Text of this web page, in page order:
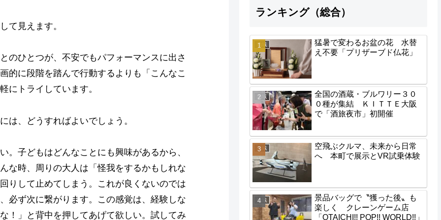
見えます。
ひとつが、不安でもパフォーマンスに出さ
的に段階を踏んで行動するよりも「こんなこ
にトライしています。
、どうすればよいでしょう。
子どもはどんなことにも興味があるから、
な時、周りの大人は「怪我をするかもしれな
りして止めてしまう。これが良くないのでは
必ず次に繋がります。この感覚は、経験しな
！」と背中を押してあげて欲しい。試してみ
ランキング（総合）
地域
猛暑で変わるお盆の花 水替
え不要「プリザーブド仏花」
地域
全国の酒蔵・ブルワリー３０
０種が集結 ＫＩＴＴＥ大阪
で「酒旅夜市」初開催
地域
空飛ぶクルマ、未来から日常
へ 本町で展示とVR試乗体験
地域
景品バッグで〝獲った後〟も
楽しく クレーンゲーム店
「OTAICHI!! POP!! WORLD!!」